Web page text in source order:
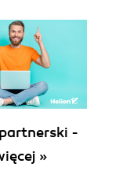
Functions
Example
-
»